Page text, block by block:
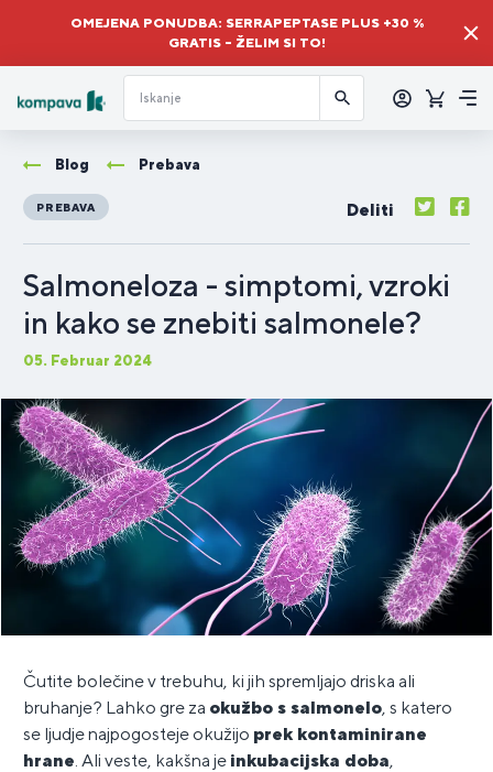
OMEJENA PONUDBA: SERRAPEPTASE PLUS +30 %
GRATIS – ŽELIM SI TO!
Blog Prebava
PREBAVA Deliti
Salmoneloza - simptomi, vzroki
in kako se znebiti salmonele?
05. Februar 2024
Čutite bolečine v trebuhu, ki jih spremljajo driska ali
bruhanje? Lahko gre za okužbo s salmonelo, s katero
se ljudje najpogosteje okužijo prek kontaminirane
hrane . Ali veste, kakšna je inkubacijska doba,